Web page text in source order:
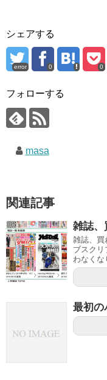
シェアする
error 0 0
フォローする
masa
関連記事
雑誌、
雑誌、買
ブスクリ
わなくな
最初の